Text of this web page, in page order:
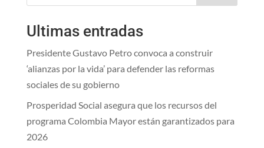
Ultimas entradas
Presidente Gustavo Petro convoca a construir
‘alianzas por la vida’ para defender las reformas
sociales de su gobierno
Prosperidad Social asegura que los recursos del
programa Colombia Mayor están garantizados para
2026